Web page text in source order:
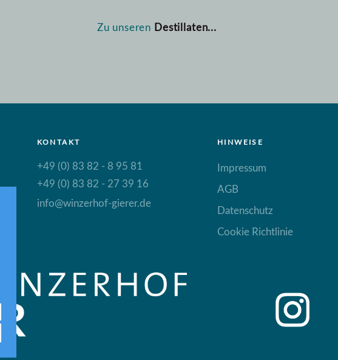
Zu unseren Destillaten...
KONTAKT
+49 (0) 83 82 - 8 95 81
+49 (0) 83 82 - 27 39 16
info@winzerhof-gierer.de
HINWEISE
Impressum
AGB
Datenschutz
Cookie Richtlinie